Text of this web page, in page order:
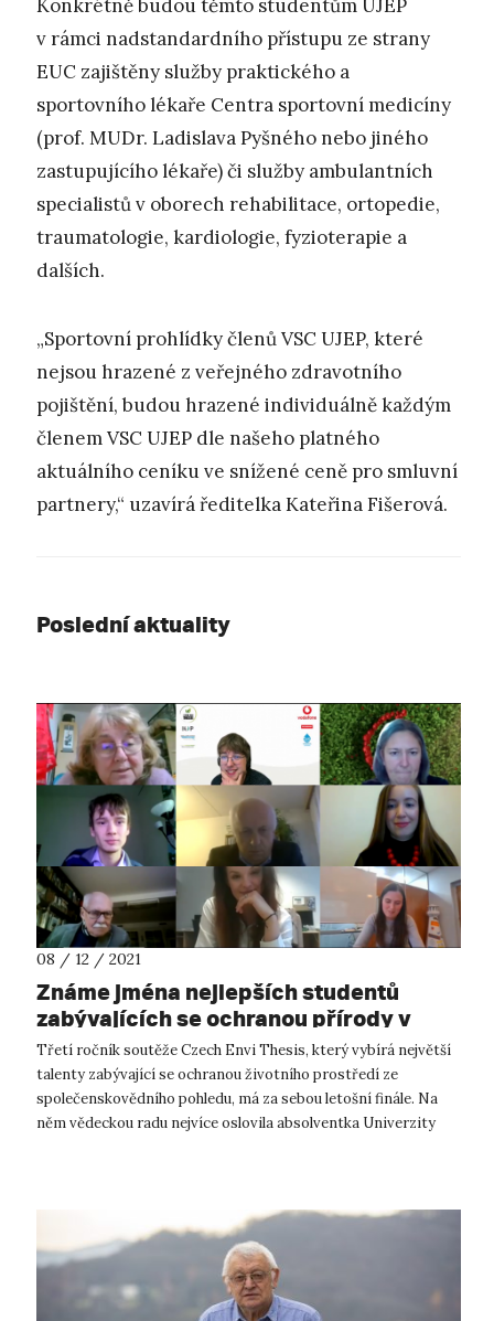
Konkrétně budou těmto studentům UJEP
v rámci nadstandardního přístupu ze strany
EUC zajištěny služby praktického a
sportovního lékaře Centra sportovní medicíny
(prof. MUDr. Ladislava Pyšného nebo jiného
zastupujícího lékaře) či služby ambulantních
specialistů v oborech rehabilitace, ortopedie,
traumatologie, kardiologie, fyzioterapie a
dalších.
„Sportovní prohlídky členů VSC UJEP, které
nejsou hrazené z veřejného zdravotního
pojištění, budou hrazené individuálně každým
členem VSC UJEP dle našeho platného
aktuálního ceníku ve snížené ceně pro smluvní
partnery,“ uzavírá ředitelka Kateřina Fišerová.
Poslední aktuality
08 / 12 / 2021
Známe jména nejlepších studentů
zabývajících se ochranou přírody v
Česku
Třetí ročník soutěže Czech Envi Thesis, který vybírá největší
talenty zabývající se ochranou životního prostředí ze
společenskovědního pohledu, má za sebou letošní finále. Na
něm vědeckou radu nejvíce oslovila absolventka Univerzity